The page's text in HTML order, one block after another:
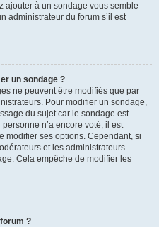
ajouter à un sondage vous semble
administrateur du forum s’il est
un sondage ?
ne peuvent être modifiés que par
Pour modifier un sondage,
du sujet car le sondage est
n’a encore voté, il est
modifier ses options. Cependant, si
et les administrateurs
Cela empêche de modifier les
?